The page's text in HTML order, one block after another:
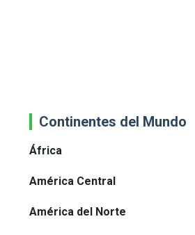
Continentes del Mundo
África
América Central
América del Norte